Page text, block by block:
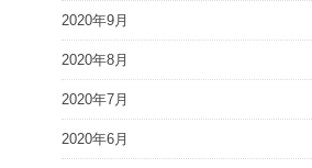
2020年9月
2020年8月
2020年7月
2020年6月